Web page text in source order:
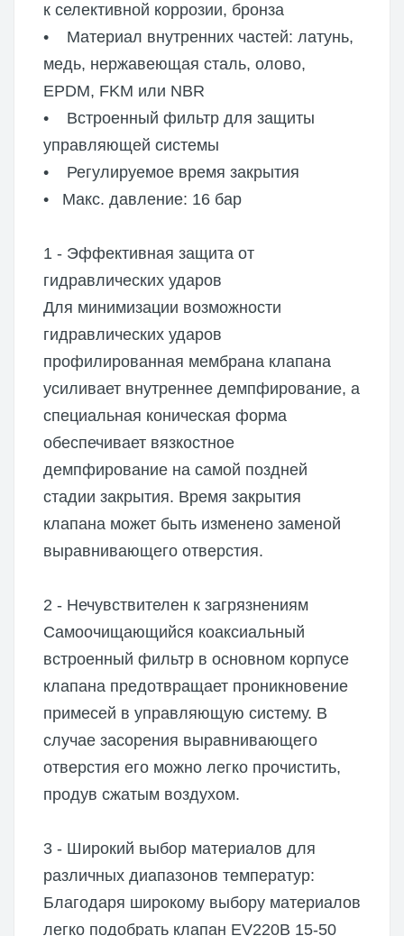
к селективной коррозии, бронза
• Материал внутренних частей: латунь,
медь, нержавеющая сталь, олово,
EPDM, FKM или NBR
• Встроенный фильтр для защиты
управляющей системы
• Регулируемое время закрытия
• Макс. давление: 16 бар
1 - Эффективная защита от
гидравлических ударов
Для минимизации возможности
гидравлических ударов
профилированная мембрана клапана
усиливает внутреннее демпфирование, а
специальная коническая форма
обеспечивает вязкостное
демпфирование на самой поздней
стадии закрытия. Время закрытия
клапана может быть изменено заменой
выравнивающего отверстия.
2 - Нечувствителен к загрязнениям
Самоочищающийся коаксиальный
встроенный фильтр в основном корпусе
клапана предотвращает проникновение
примесей в управляющую систему. В
случае засорения выравнивающего
отверстия его можно легко прочистить,
продув сжатым воздухом.
3 - Широкий выбор материалов для
различных диапазонов температур:
Благодаря широкому выбору материалов
легко подобрать клапан EV220B 15-50